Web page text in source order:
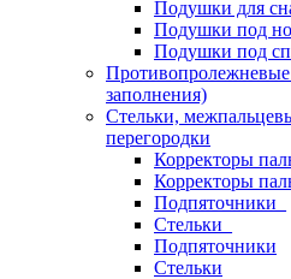
Подушки для
Подушки под
Подушки под
заполнения)
Стельки,
перегородки
Корректоры
Корректоры
Подпяточники_
Стельки_
Подпяточники
Стельки